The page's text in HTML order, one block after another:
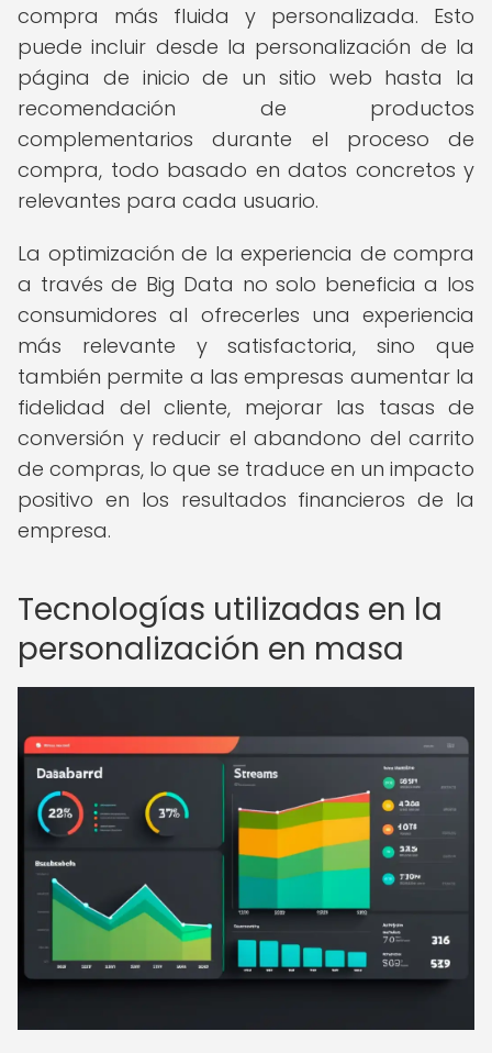
compra más fluida y personalizada. Esto
puede incluir desde la personalización de la
página de inicio de un sitio web hasta la
recomendación de productos
complementarios durante el proceso de
compra, todo basado en datos concretos y
relevantes para cada usuario.
La optimización de la experiencia de compra
a través de Big Data no solo beneficia a los
consumidores al ofrecerles una experiencia
más relevante y satisfactoria, sino que
también permite a las empresas aumentar la
fidelidad del cliente, mejorar las tasas de
conversión y reducir el abandono del carrito
de compras, lo que se traduce en un impacto
positivo en los resultados financieros de la
empresa.
Tecnologías utilizadas en la
personalización en masa